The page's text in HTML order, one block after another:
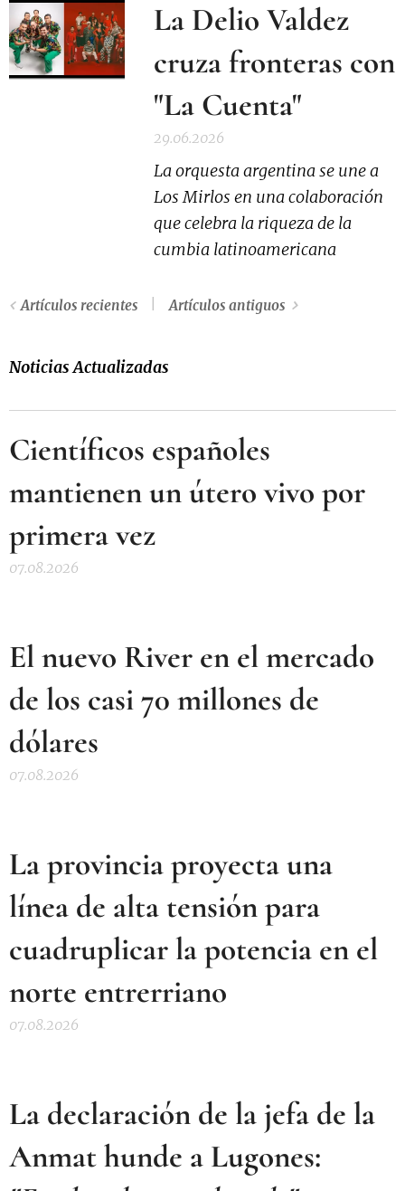
La Delio Valdez
cruza fronteras con
"La Cuenta"
29.06.2026
La orquesta argentina se une a
Los Mirlos en una colaboración
que celebra la riqueza de la
cumbia latinoamericana
Artículos recientes Artículos antiguos
Noticias Actualizadas
Científicos españoles
mantienen un útero vivo por
primera vez
07.08.2026
El nuevo River en el mercado
de los casi 70 millones de
dólares
07.08.2026
La provincia proyecta una
línea de alta tensión para
cuadruplicar la potencia en el
norte entrerriano
07.08.2026
La declaración de la jefa de la
Anmat hunde a Lugones: